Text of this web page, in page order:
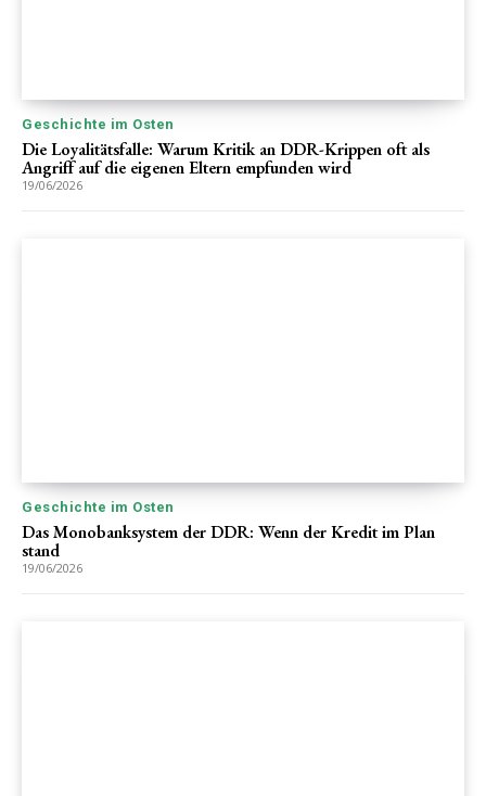
Geschichte im Osten
Die Loyalitätsfalle: Warum Kritik an DDR-Krippen oft als
Angriff auf die eigenen Eltern empfunden wird
19/06/2026
Geschichte im Osten
Das Monobanksystem der DDR: Wenn der Kredit im Plan
stand
19/06/2026